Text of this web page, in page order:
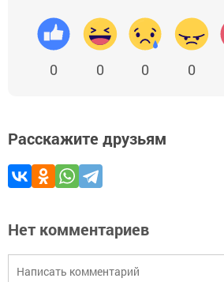
0 0 0 0
Расскажите друзьям
Нет комментариев